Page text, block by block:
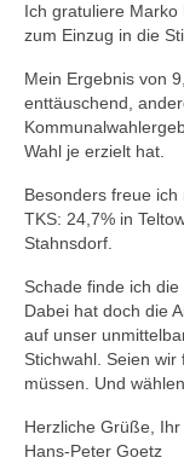
Ich gratuliere
zum Einzug in die
Mein Ergebnis von
enttäuschend,
Wahl je erzielt hat.
Besonders freue
TKS: 24,7% in
Stahnsdorf.
Schade finde ich
Dabei hat doch die
auf unser
Stichwahl. Seien
müssen. Und
Herzliche Grüße, Ihr
Hans-Peter Goetz